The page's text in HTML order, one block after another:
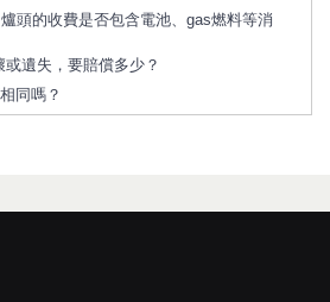
頭的收費是否包含電池、gas燃料等消
遺失，要賠償多少？
同嗎？